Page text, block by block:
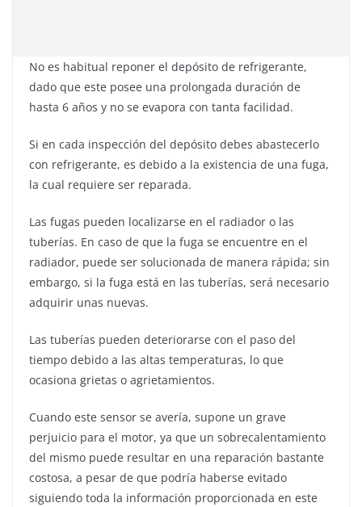
No es habitual reponer el depósito de refrigerante,
dado que este posee una prolongada duración de
hasta 6 años y no se evapora con tanta facilidad.
Si en cada inspección del depósito debes abastecerlo
con refrigerante, es debido a la existencia de una fuga,
la cual requiere ser reparada.
Las fugas pueden localizarse en el radiador o las
tuberías. En caso de que la fuga se encuentre en el
radiador, puede ser solucionada de manera rápida; sin
embargo, si la fuga está en las tuberías, será necesario
adquirir unas nuevas.
Las tuberías pueden deteriorarse con el paso del
tiempo debido a las altas temperaturas, lo que
ocasiona grietas o agrietamientos.
Cuando este sensor se avería, supone un grave
perjuicio para el motor, ya que un sobrecalentamiento
del mismo puede resultar en una reparación bastante
costosa, a pesar de que podría haberse evitado
siguiendo toda la información proporcionada en este